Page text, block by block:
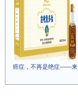
癌症，不再是绝症——来